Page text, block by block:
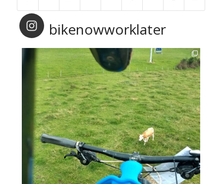
bikenowworklater